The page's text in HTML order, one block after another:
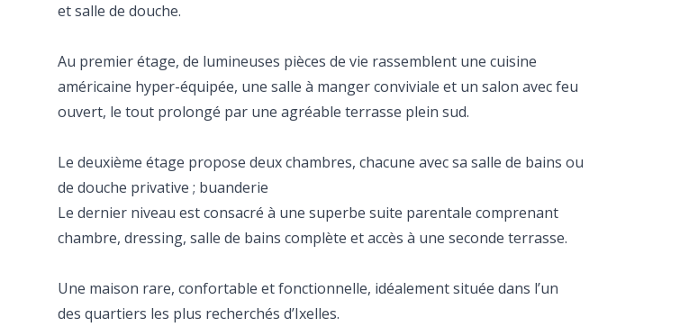
et salle de douche.
Au premier étage, de lumineuses pièces de vie rassemblent une cuisine
américaine hyper-équipée, une salle à manger conviviale et un salon avec feu
ouvert, le tout prolongé par une agréable terrasse plein sud.
Le deuxième étage propose deux chambres, chacune avec sa salle de bains ou
de douche privative ; buanderie
Le dernier niveau est consacré à une superbe suite parentale comprenant
chambre, dressing, salle de bains complète et accès à une seconde terrasse.
Une maison rare, confortable et fonctionnelle, idéalement située dans l’un
des quartiers les plus recherchés d’Ixelles.